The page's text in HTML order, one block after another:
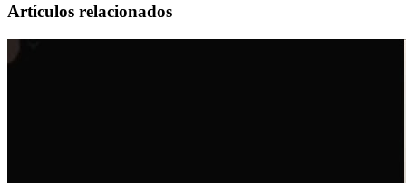
Artículos relacionados